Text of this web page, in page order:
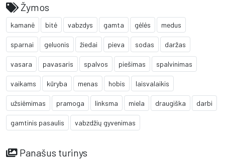
Žymos
kamanė bitė vabzdys gamta gėlės medus
sparnai geluonis žiedai pieva sodas daržas
vasara pavasaris spalvos piešimas spalvinimas
vaikams kūryba menas hobis laisvalaikis
užsiėmimas pramoga linksma miela draugiška darbi
gamtinis pasaulis vabzdžių gyvenimas
Panašus turinys